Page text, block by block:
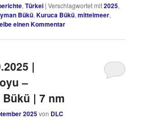
,Türkei |Verschlagwortet mit2025,
Bükü,Kuruca Bükü,mittelmeer,
einen Kommentar
|
–
| 7 nm
2025von DLC